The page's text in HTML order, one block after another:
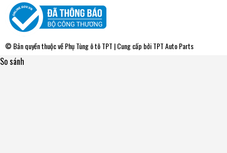
© Bản quyền thuộc vềPhụ Tùng ô tô TPT | Cung cấp bởiTPT Auto Parts
So sánh